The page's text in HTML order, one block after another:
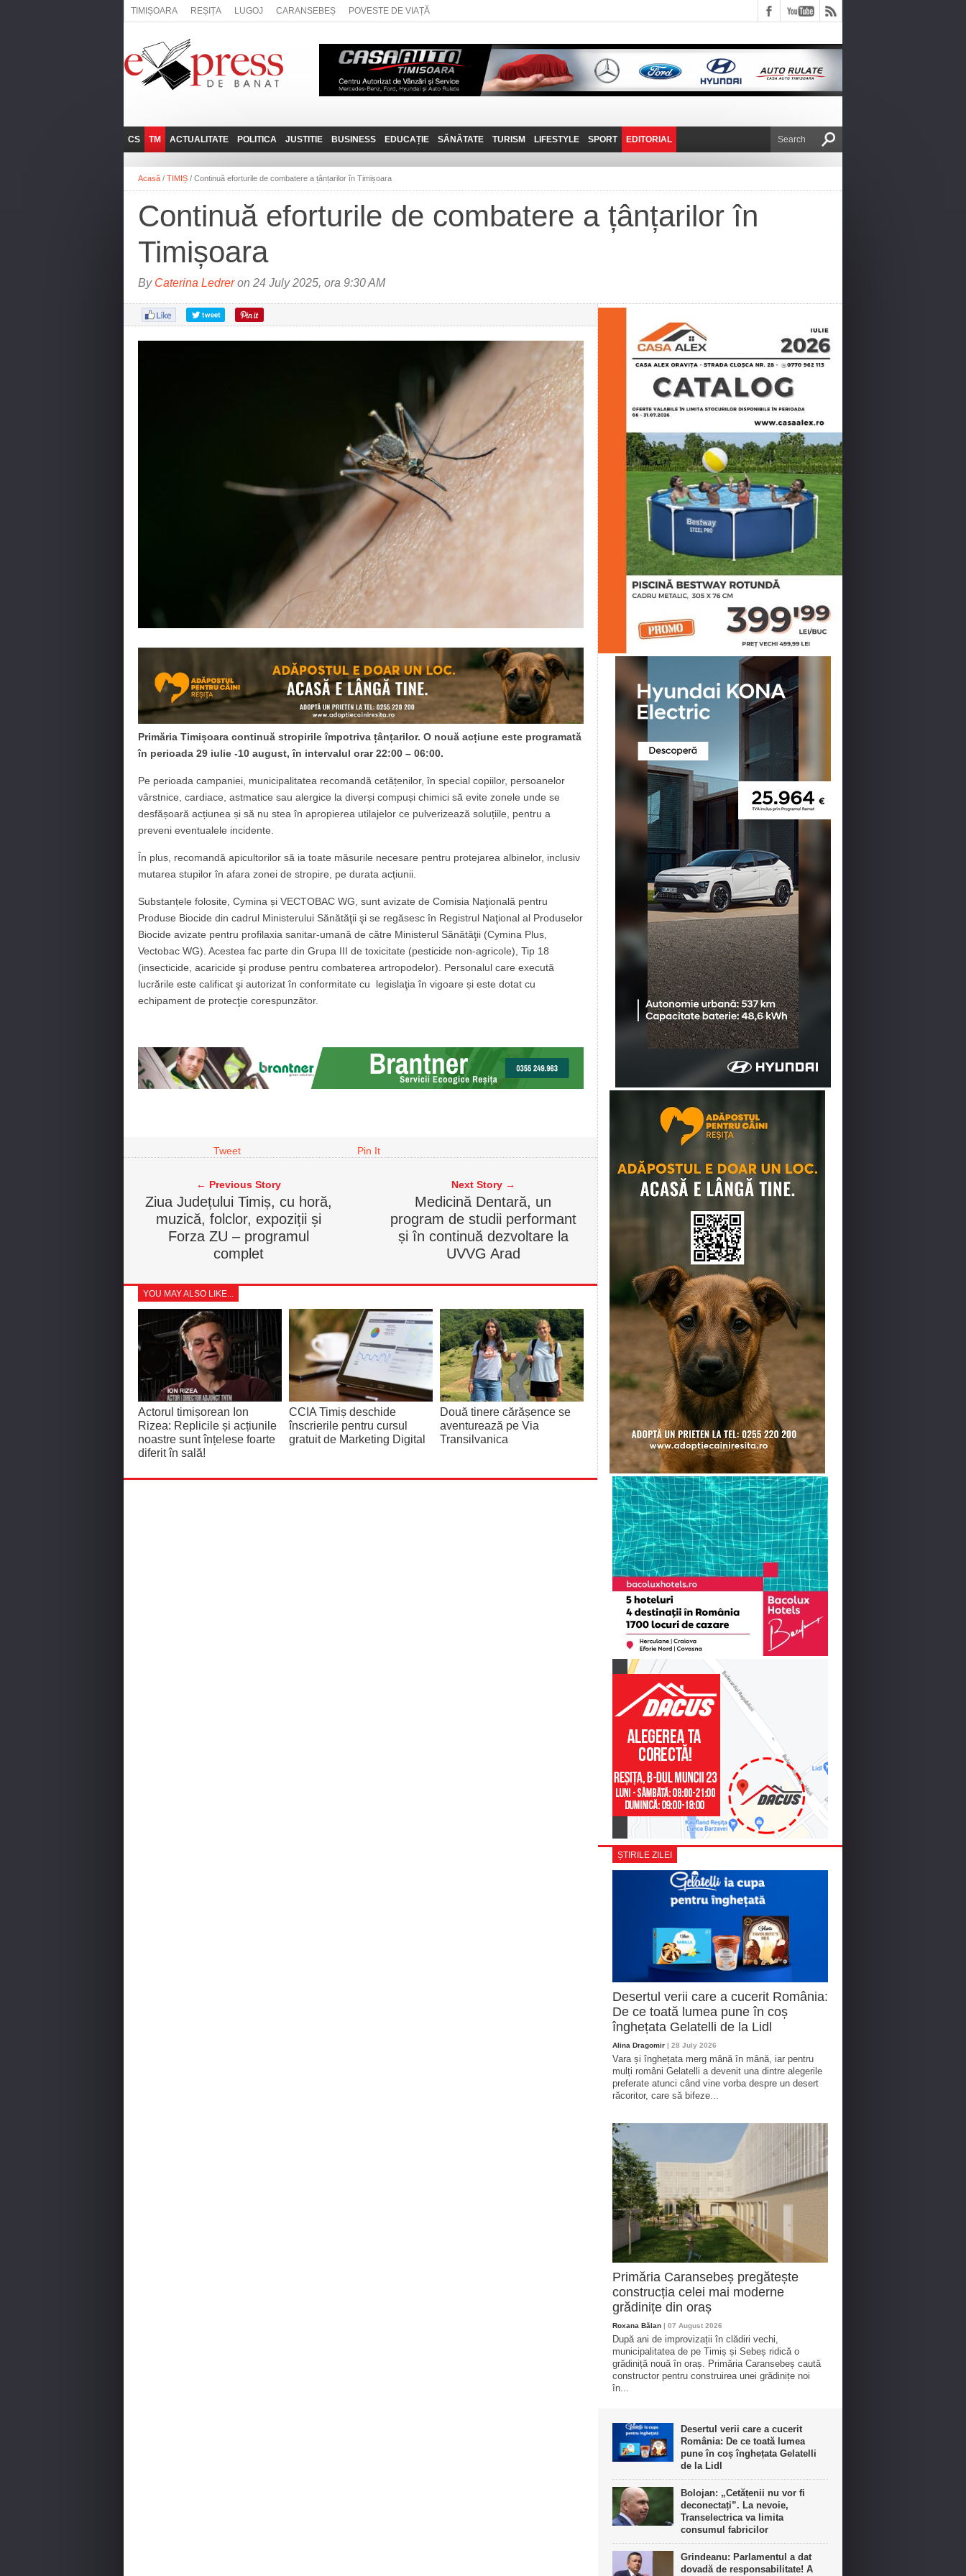
TIMIȘOARA REȘIȚA LUGOJ CARANSEBEȘ POVESTE DE VIAȚĂ
CS
REȘIȚA
CARANSEBEȘ
ANINA
BOCŞA
MOLDOVA NOUĂ
ORAVIȚA
OȚELU ROŞU
TM
LUGOJ
TIMIȘOARA
ACTUALITATE
ADMINISTRATIE
NAȚIONAL
SOCIAL
POLITICA
EXPRESSLIVE
INTERVIURILE
JUSTITIE BUSINESS
JOB-URI
TEHNIT
EDUCAȚIE SĂNĂTATE TURISM
PRIN MUNȚII
FANTASTICUL BANAT
LIFESTYLE
POVESTE DE VIAȚĂ
SPORT EDITORIAL
DE VICTOR NAFIRU
Acasă / TIMIȘ / Continuă eforturile de combatere a țânțarilor în Timișoara
Continuă eforturile de combatere a țânțarilor în
Timișoara
By Caterina Ledreron 24 July 2025, ora 9:30 AM
Primăria Timișoara continuă stropirile împotriva țânțarilor. O nouă acțiune este programată
în perioada 29 iulie -10 august, în intervalul orar 22:00 – 06:00.
Pe perioada campaniei, municipalitatea recomandă cetățenilor, în special copiilor, persoanelor
vârstnice, cardiace, astmatice sau alergice la diverși compuși chimici să evite zonele unde se
desfășoară acțiunea și să nu stea în apropierea utilajelor ce pulverizează soluțiile, pentru a
preveni eventualele incidente.
În plus, recomandă apicultorilor să ia toate măsurile necesare pentru protejarea albinelor, inclusiv
mutarea stupilor în afara zonei de stropire, pe durata acțiunii.
Substanțele folosite, Cymina și VECTOBAC WG, sunt avizate de Comisia Naţională pentru
Produse Biocide din cadrul Ministerului Sănătăţii şi se regăsesc în Registrul Naţional al Produselor
Biocide avizate pentru profilaxia sanitar-umană de către Ministerul Sănătăţii (Cymina Plus,
Vectobac WG). Acestea fac parte din Grupa III de toxicitate (pesticide non-agricole), Tip 18
(insecticide, acaricide şi produse pentru combaterea artropodelor). Personalul care execută
lucrările este calificat şi autorizat în conformitate cu legislaţia în vigoare și este dotat cu
echipament de protecţie corespunzător.
Tweet Pin It
← Previous Story
Ziua Județului Timiș, cu horă,
muzică, folclor, expoziții și
Forza ZU – programul
complet
Next Story →
Medicină Dentară, un
program de studii performant
și în continuă dezvoltare la
UVVG Arad
YOU MAY ALSO LIKE...
Actorul timișorean Ion
Rizea: Replicile și acțiunile
noastre sunt înțelese foarte
diferit în sală!
CCIA Timiș deschide
înscrierile pentru cursul
gratuit de Marketing Digital
Două tinere cărășence se
aventurează pe Via
Transilvanica
ȘTIRILE ZILEI
Desertul verii care a cucerit România:
De ce toată lumea pune în coș
înghețata Gelatelli de la Lidl
Alina Dragomir | 28 July 2026
Vara și înghețata merg mână în mână, iar pentru
mulți români Gelatelli a devenit una dintre alegerile
preferate atunci când vine vorba despre un desert
răcoritor, care să bifeze...
Primăria Caransebeș pregătește
construcția celei mai moderne
grădinițe din oraș
Roxana Bălan | 07 August 2026
După ani de improvizații în clădiri vechi,
municipalitatea de pe Timiș și Sebeș ridică o
grădiniță nouă în oraș. Primăria Caransebeș caută
constructor pentru construirea unei grădinițe noi
în...
Desertul verii care a cucerit
România: De ce toată lumea
pune în coș înghețata Gelatelli
de la Lidl
Bolojan: „Cetățenii nu vor fi
deconectați”. La nevoie,
Transelectrica va limita
consumul fabricilor
Grindeanu: Parlamentul a dat
dovadă de responsabilitate! A